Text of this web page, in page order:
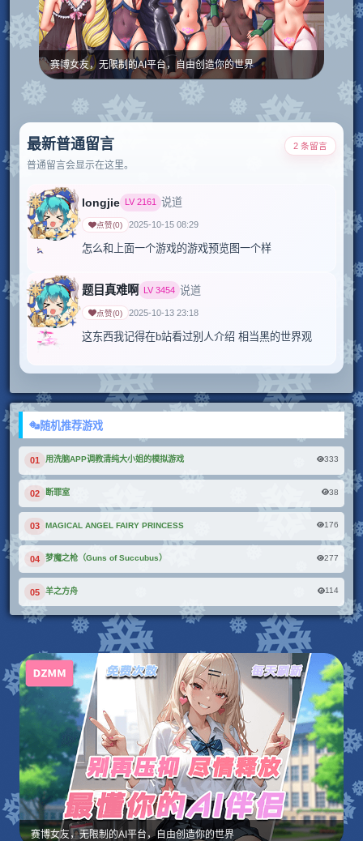
赛博女友，无限制的AI平台，自由创造你的世界
最新普通留言
普通留言会显示在这里。
2 条留言
longjie LV2161 说道
点赞(0) 2025-10-15 08:29
怎么和上面一个游戏的游戏预览图一个样
题目真难啊 LV3454 说道
点赞(0) 2025-10-13 23:18
这东西我记得在b站看过别人介绍 相当黑的世界观
随机推荐游戏
01 用洗脑APP调教清纯大小姐的模拟游戏 333
02 断罪室 38
03 MAGICAL ANGEL FAIRY PRINCESS 176
04 梦魔之枪（Guns of Succubus） 277
05 羊之方舟 114
赛博女友，无限制的AI平台，自由创造你的世界